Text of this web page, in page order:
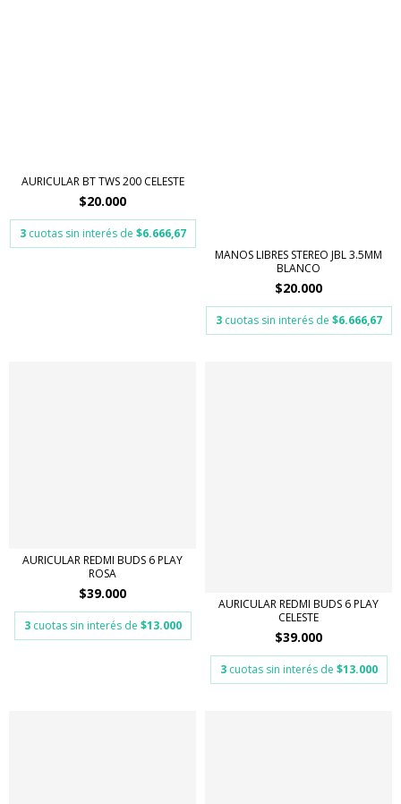
AURICULAR BT TWS 200 CELESTE
$20.000
3 cuotas sin interés de $6.666,67
MANOS LIBRES STEREO JBL 3.5MM
BLANCO
$20.000
3 cuotas sin interés de $6.666,67
AURICULAR REDMI BUDS 6 PLAY
ROSA
$39.000
3 cuotas sin interés de $13.000
AURICULAR REDMI BUDS 6 PLAY
CELESTE
$39.000
3 cuotas sin interés de $13.000